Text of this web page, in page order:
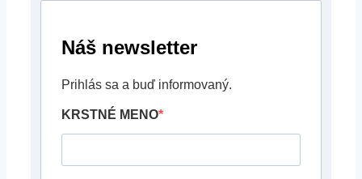
Náš newsletter
Prihlás sa a buď informovaný.
KRSTNÉ MENO